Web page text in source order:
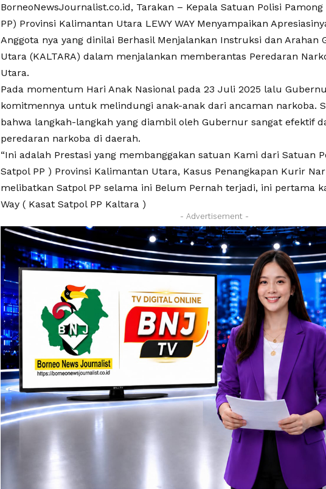
BorneoNewsJournalist.co.id, Tarakan – Kepala Satuan Polisi
PP) Provinsi Kalimantan Utara LEWY WAY Menyampaikan
Anggota nya yang dinilai Berhasil Menjalankan Instruksi dan Arahan
Utara (KALTARA) dalam menjalankan memberantas Peredaran
Utara.
Pada momentum Hari Anak Nasional pada 23 Juli 2025 lalu
komitmennya untuk melindungi anak-anak dari ancaman narkoba.
bahwa langkah-langkah yang diambil oleh Gubernur sangat efektif
peredaran narkoba di daerah.
“Ini adalah Prestasi yang membanggakan satuan Kami dari Satuan
Satpol PP ) Provinsi Kalimantan Utara, Kasus Penangkapan Kurir
melibatkan Satpol PP selama ini Belum Pernah terjadi, ini pertama
Way ( Kasat Satpol PP Kaltara )
- Advertisement -